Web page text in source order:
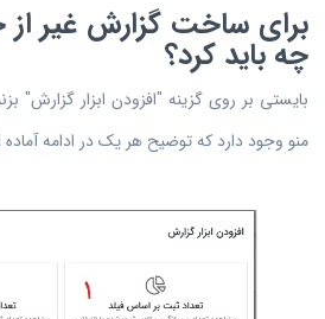
برای ساخت گزارش غیر
چه باید کرد؟
بایستی بر روی گزینه "افزودن ابزار گزارش"
منو وجود دارد که توضیح هر یک در ادامه